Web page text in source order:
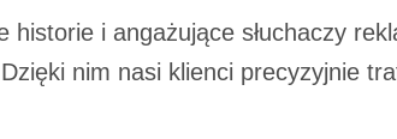
historie i angażujące słuchaczy
nim nasi klienci precyzyjnie